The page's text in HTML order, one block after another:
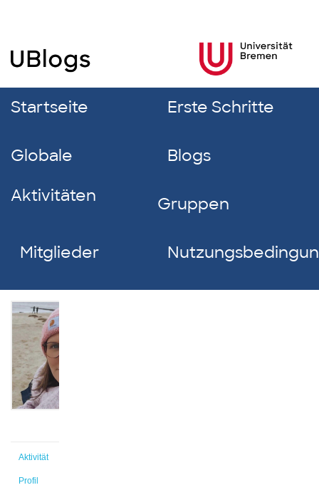
Startseite Erste Schritte
Globale
Aktivitäten
Blogs
Gruppen
Mitglieder
Aktivität
Profil